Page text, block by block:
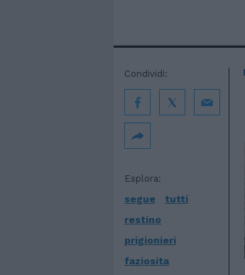
Esplora:
segue
tutti
restino
prigionieri
faziosita
Condividi: